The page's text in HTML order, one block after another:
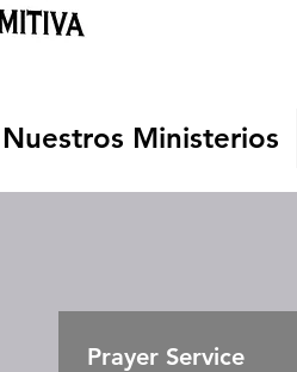
Nuestros Ministerios
Prayer Service